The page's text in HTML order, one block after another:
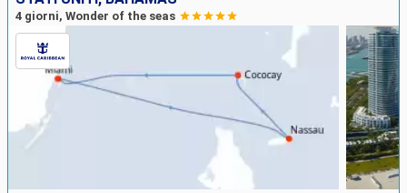
4 giorni, Wonder of the seas